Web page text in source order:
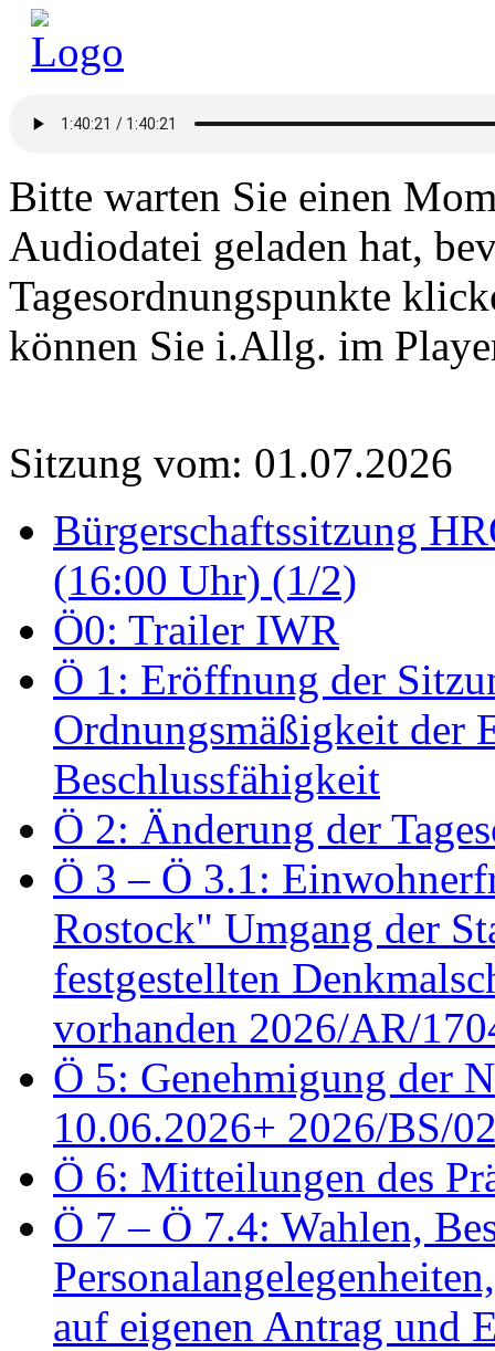
Bitte warten Sie einen
Audiodatei geladen hat,
Tagesordnungspunkte
können Sie i.Allg. im
Sitzung vom: 01.07.2026
Bürgerschaftssitzung
(16:00 Uhr) (1/2)
Ö0: Trailer IWR
Ö 1: Eröffnung der
Ordnungsmäßigkeit der
Beschlussfähigkeit
Ö 2: Änderung der
Ö 3 – Ö 3.1:
Rostock" Umgang der
festgestellten
vorhanden 2026/AR/
Ö 5: Genehmigung der
10.06.2026+ 2026/BS/
Ö 6: Mitteilungen des
Ö 7 – Ö 7.4: Wahlen,
auf eigenen Antrag und